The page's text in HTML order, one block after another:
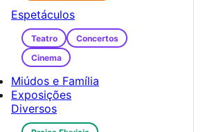
Espetáculos
Teatro
Concertos
Cinema
Miúdos e Família
Exposições
Diversos